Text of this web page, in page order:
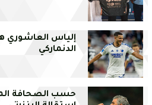
إلياس العاشوري
الدنماركي
حسب الصحافة